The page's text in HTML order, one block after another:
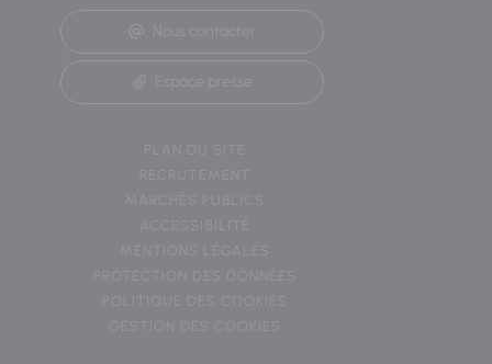
Nous contacter
Espace presse
PLAN DU SITE
RECRUTEMENT
MARCHÉS PUBLICS
ACCESSIBILITÉ
MENTIONS LÉGALES